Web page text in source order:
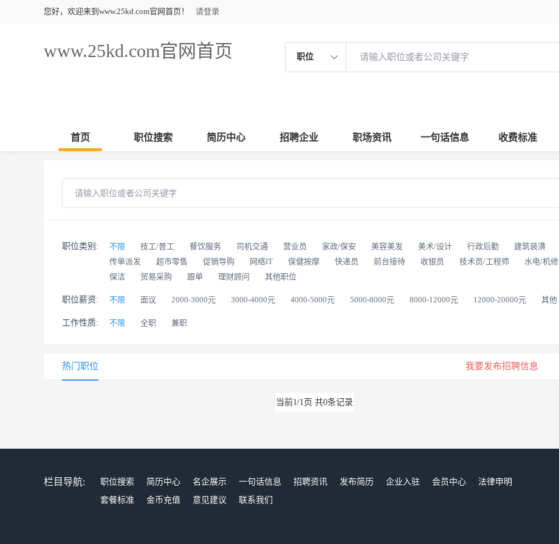
您好，欢迎来到www.25kd.com官网首页！ 请登录
www.25kd.com官网首页 职位
首页 职位搜索 简历中心 招聘企业 职场资讯 一句话信息 收费标准
职位类别: 不限 技工/普工 餐饮服务 司机交通 营业员 家政/保安 美容美发 美术/设计 行政后勤 建筑装潢
传单派发
超市零售 促销导购 网络IT 保健按摩 快递员 前台接待 收银员 技术员/工程师 水电/机修
保洁
贸易采购 跟单 理财顾问 其他职位
职位薪资: 不限 面议 2000-3000元 3000-4000元 4000-5000元 5000-8000元 8000-12000元 12000-20000元 其他
工作性质: 不限 全职 兼职
热门职位 我要发布招聘信息
当前1/1页 共0条记录
栏目导航: 职位搜索 简历中心 名企展示 一句话信息 招聘资讯 发布简历 企业入驻 会员中心
法律申明
套餐标准
金币充值 意见建议 联系我们